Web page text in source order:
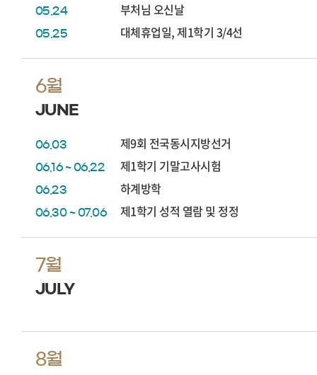
05.24 부처님 오신날
05.25 대체휴업일, 제1학기 3/4선
6월
JUNE
06.03 제9회 전국동시지방선거
06.16 ~ 06.22 제1학기 기말고사시험
06.23 하계방학
06.30 ~ 07.06 제1학기 성적 열람 및 정정
7월
JULY
8월